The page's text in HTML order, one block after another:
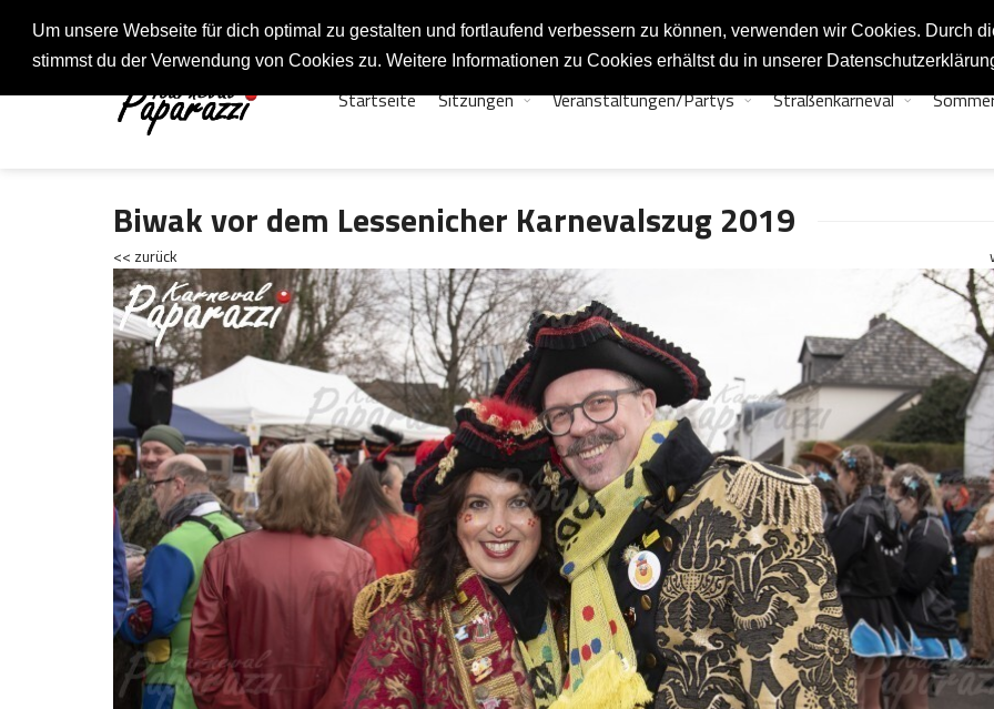
Um unsere Webseite für dich optimal zu gestalten und fortlaufend verbessern zu können, verwenden wir Cookies. Durch
stimmst du der Verwendung von Cookies zu. Weitere Informationen zu Cookies erhältst du in unserer
Fotos rund um den Fastelovend
Startseite Sitzungen Veranstaltungen/Partys Straßenkarneval
Biwak vor dem Lessenicher Karnevalszug 2019
<< zurück